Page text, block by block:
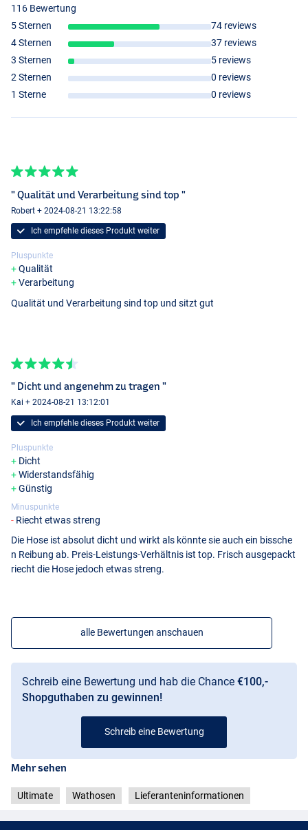
116 Bewertung
5 Sternen
74 reviews
4 Sternen
37 reviews
3 Sternen
5 reviews
2 Sternen
0 reviews
1 Sterne
0 reviews
" Qualität und Verarbeitung sind top "
Robert + 2024-08-21 13:22:58
Ich empfehle dieses Produkt weiter
Pluspunkte
Qualität
Verarbeitung
Qualität und Verarbeitung sind top und sitzt gut
" Dicht und angenehm zu tragen "
Kai + 2024-08-21 13:12:01
Ich empfehle dieses Produkt weiter
Pluspunkte
Dicht
Widerstandsfähig
Günstig
Minuspunkte
Riecht etwas streng
Die Hose ist absolut dicht und wirkt als könnte sie auch ein bissche
n Reibung ab. Preis-Leistungs-Verhältnis ist top. Frisch ausgepackt
riecht die Hose jedoch etwas streng.
alle Bewertungen anschauen
Schreib eine Bewertung und hab die Chance €100,-
Shopguthaben zu gewinnen!
Schreib eine Bewertung
Mehr sehen
Ultimate Wathosen Lieferanteninformationen